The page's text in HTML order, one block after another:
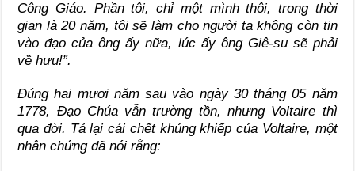
Công Giáo. Phần tôi, chỉ một mình thôi, trong thời
gian là 20 năm, tôi sẽ làm cho người ta không còn tin
vào đạo của ông ấy nữa, lúc ấy ông Giê-su sẽ phải
về hưu!”.
Đúng hai mươi năm sau vào ngày 30 tháng 05 năm
1778, Đạo Chúa vẫn trường tồn, nhưng Voltaire thì
qua đời. Tả lại cái chết khủng khiếp của Voltaire, một
nhân chứng đã nói rằng: